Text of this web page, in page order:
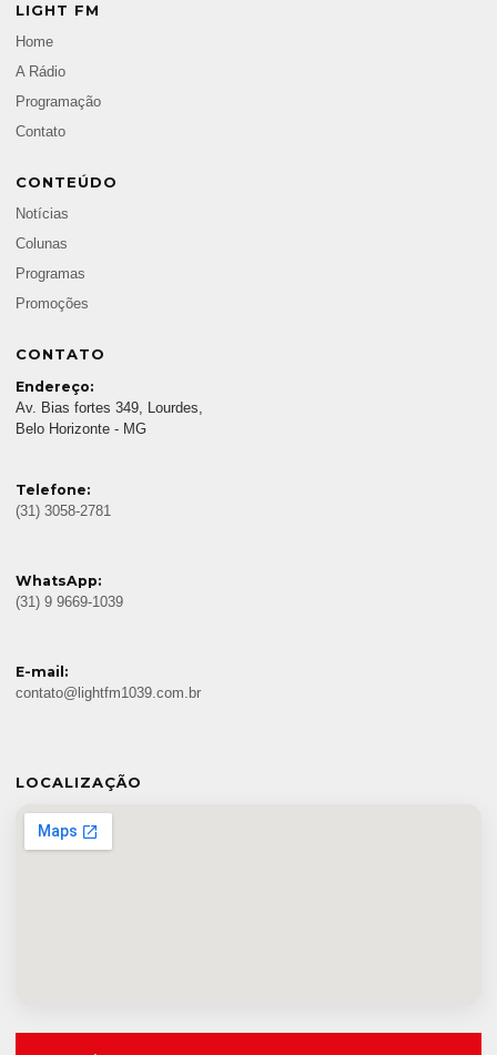
LIGHT FM
Home
A Rádio
Programação
Contato
CONTEÚDO
Notícias
Colunas
Programas
Promoções
CONTATO
Endereço:
Av. Bias fortes 349, Lourdes,
Belo Horizonte - MG
Telefone:
(31) 3058-2781
WhatsApp:
(31) 9 9669-1039
E-mail:
contato@lightfm1039.com.br
LOCALIZAÇÃO